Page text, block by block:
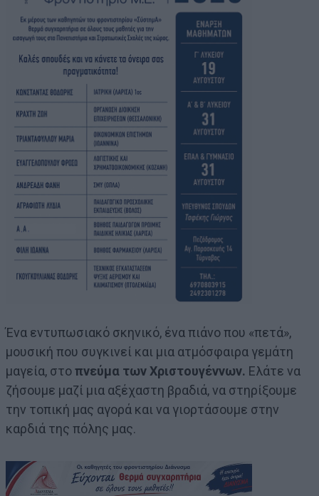
Ένα εντυπωσιακό σκηνικό, ένα πιάνο που «πετά»,
μουσική που συγκινεί και μια ατμόσφαιρα γεμάτη
μαγεία, στοπνεύμα των Χριστουγέννων. Ελάτε να
ζήσουμε μαζί μια αξέχαστη βραδιά, να στηρίξουμε
την τοπική μας αγορά και να γιορτάσουμε στην
καρδιά της πόλης μας.